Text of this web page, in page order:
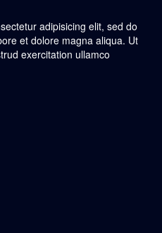
adipisicing elit, sed do
et dolore magna aliqua. Ut
exercitation ullamco